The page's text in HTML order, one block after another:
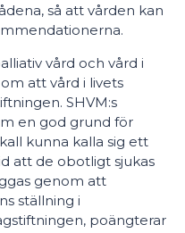
så att vården kan
vård och vård i
att vård i livets
SHVM:s
en god grund för
kunna kalla sig ett
att de obotligt sjukas
genom att
ställning i
poängterar